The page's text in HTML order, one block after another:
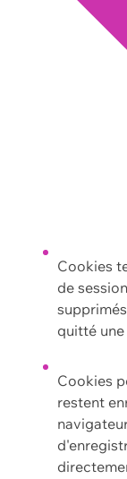
Cookies
de
quitté
Cookies
restent